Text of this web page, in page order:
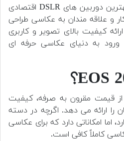
یکی از بهترین دوربین های DSLR اقتصادی
و علاقه مندان به عکاسی طراحی
کیفیت بالای تصویر و کاربری
ورود به دنیای عکاسی حرفه ای
از قیمت مقرون به صرفه، کیفیت
را ارائه می دهد. اگرچه در دسته
اما امکاناتی دارد که برای عکاسی
کاملاً کافی است.